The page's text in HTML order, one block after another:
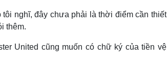
nghĩ, đây chưa phải là thời điểm cần thiết
thêm.
United cũng muốn có chữ ký của tiền vệ